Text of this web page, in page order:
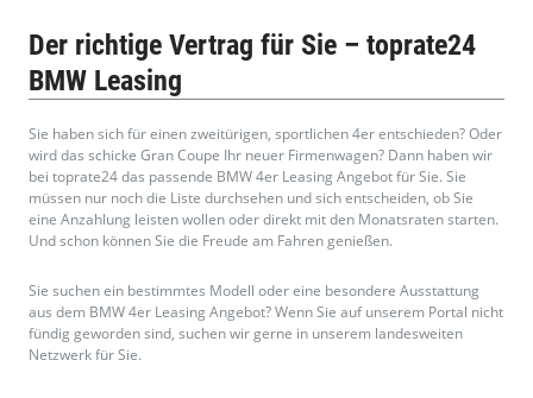
Der richtige Vertrag für Sie – toprate24
BMW Leasing
Sie haben sich für einen zweitürigen, sportlichen 4er entschieden? Oder
wird das schicke Gran Coupe Ihr neuer Firmenwagen? Dann haben wir
bei toprate24 das passende BMW 4er Leasing Angebot für Sie. Sie
müssen nur noch die Liste durchsehen und sich entscheiden, ob Sie
eine Anzahlung leisten wollen oder direkt mit den Monatsraten starten.
Und schon können Sie die Freude am Fahren genießen.
Sie suchen ein bestimmtes Modell oder eine besondere Ausstattung
aus dem BMW 4er Leasing Angebot? Wenn Sie auf unserem Portal nicht
fündig geworden sind, suchen wir gerne in unserem landesweiten
Netzwerk für Sie.